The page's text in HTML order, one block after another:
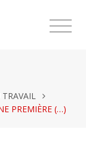
PREMIÈRE (…)